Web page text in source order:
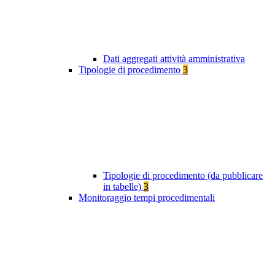
Dati aggregati attività amministrativa
Tipologie di procedimento 3
Tipologie di procedimento (da pubblicare
in tabelle) 3
Monitoraggio tempi procedimentali